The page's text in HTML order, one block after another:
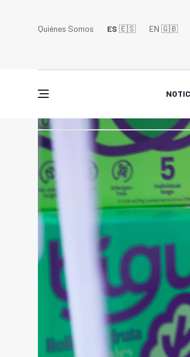
Quiénes Somos ES 🇪🇸 EN 🇬🇧󠁢󠁥󠁮󠁧󠁿